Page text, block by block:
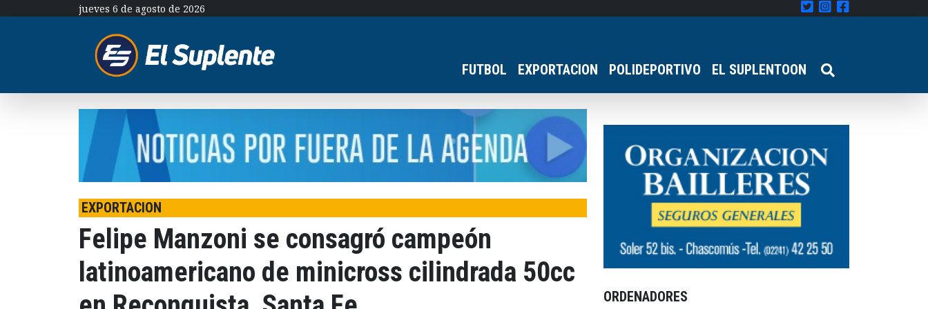
jueves 6 de agosto de 2026
FUTBOL EXPORTACION POLIDEPORTIVO EL SUPLENTOON
EXPORTACION
Felipe Manzoni se consagró campeón
latinoamericano de minicross cilindrada 50cc
ORDENADORES